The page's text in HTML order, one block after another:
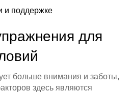
и поддержке
для
больше внимания и заботы,
здесь являются